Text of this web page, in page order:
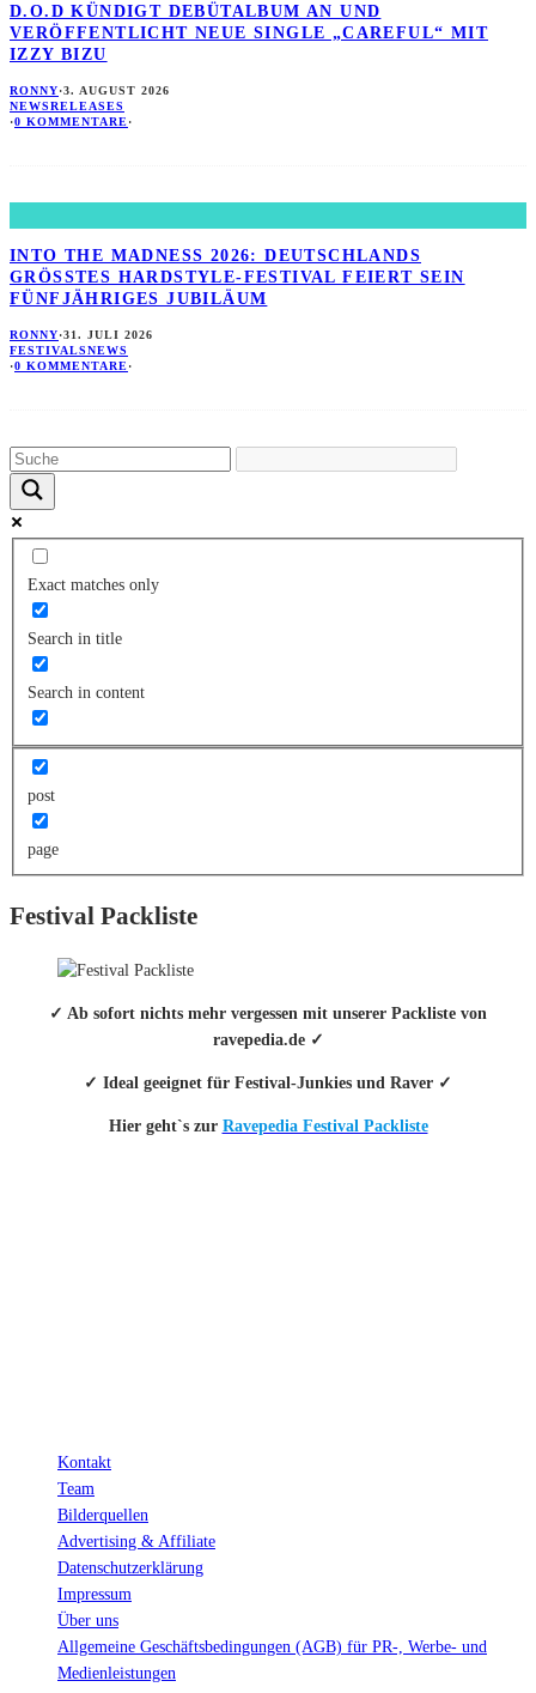
D.O.D KÜNDIGT DEBÜTALBUM AN UND
VERÖFFENTLICHT NEUE SINGLE „CAREFUL“ MIT
IZZY BIZU
RONNY·3. AUGUST 2026
NEWSRELEASES
·0 KOMMENTARE·
INTO THE MADNESS 2026: DEUTSCHLANDS
GRÖSSTES HARDSTYLE-FESTIVAL FEIERT SEIN F
ÜNFJÄHRIGES JUBILÄUM
RONNY·31. JULI 2026
FESTIVALSNEWS
·0 KOMMENTARE·
Exact matches only
Search in title
Search in content
post
page
Festival Packliste
✓ Ab sofort nichts mehr vergessen mit unserer Packliste von
ravepedia.de ✓
✓ Ideal geeignet für Festival-Junkies und Raver ✓
Hier geht`s zur Ravepedia Festival Packliste
Kontakt
Team
Bilderquellen
Advertising & Affiliate
Datenschutzerklärung
Impressum
Über uns
Allgemeine Geschäftsbedingungen (AGB) für PR-, Werbe- und
Medienleistungen